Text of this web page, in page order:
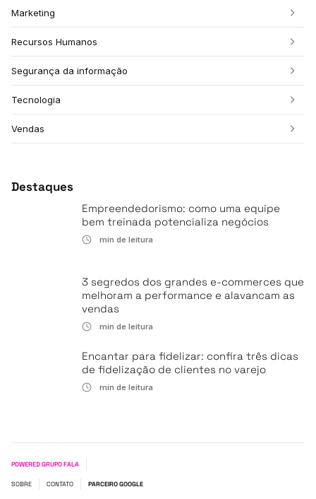
Marketing
Recursos Humanos
Segurança da informação
Tecnologia
Vendas
Destaques
Empreendedorismo: como uma equipe
bem treinada potencializa negócios
min de leitura
3 segredos dos grandes e-commerces que
melhoram a performance e alavancam as
vendas
min de leitura
Encantar para fidelizar: confira três dicas
de fidelização de clientes no varejo
min de leitura
POWERED GRUPO FALA
SOBRE CONTATO PARCEIRO GOOGLE